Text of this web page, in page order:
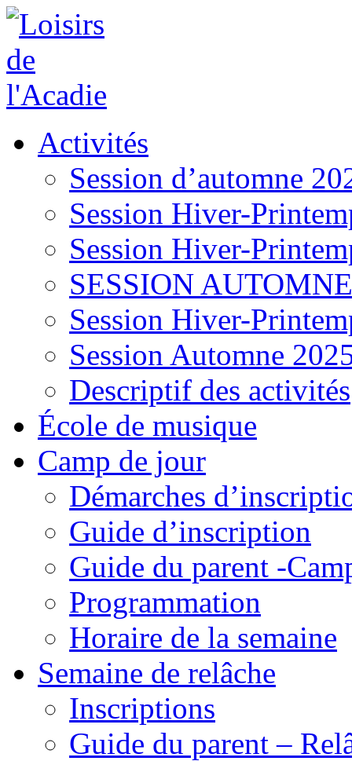
Activités
Session d’automne
Session Hiver-
Session Hiver-
SESSION
Session Hiver-
Session Automne
Descriptif des activités
École de musique
Camp de jour
Démarches
Guide d’inscription
Guide du parent -
Programmation
Horaire de la semaine
Semaine de relâche
Inscriptions
Guide du parent –